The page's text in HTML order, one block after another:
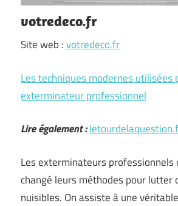
votredeco.fr
Site web :votredeco.fr
Les techniques modernes utilisées
exterminateur professionnel
Lire également :
Les exterminateurs
changé leurs méthodes pour lutter
nuisibles. On assiste à une